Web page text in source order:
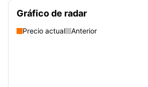
Gráfico de radar
Precio actual Anterior